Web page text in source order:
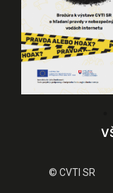
© CVTI SR